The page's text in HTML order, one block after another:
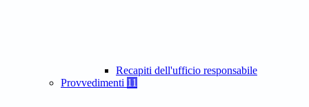
Recapiti dell'ufficio responsabile
Provvedimenti 11